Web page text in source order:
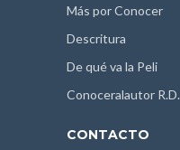
Más por Conocer
Descritura
De qué va la Peli
Conoceralautor R.D.
CONTACTO